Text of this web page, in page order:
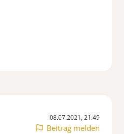
08.07.2021, 21:49
Beitrag melden